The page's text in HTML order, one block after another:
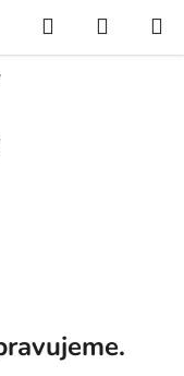
Hledat
KOŠÍK